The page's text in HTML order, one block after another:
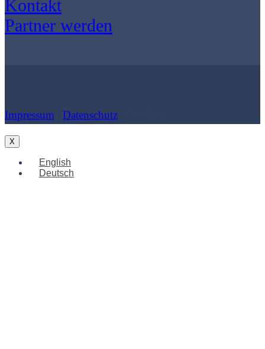
Kontakt
Partner werden
Impressum Datenschutz
X
English
Deutsch